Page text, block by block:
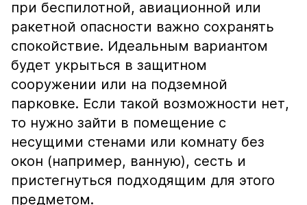
при беспилотной, авиационной или
ракетной опасности важно сохранять
спокойствие. Идеальным вариантом
будет укрыться в защитном
сооружении или на подземной
парковке. Если такой возможности нет,
то нужно зайти в помещение с
несущими стенами или комнату без
окон (например, ванную), сесть и
пристегнуться подходящим для этого
предметом.